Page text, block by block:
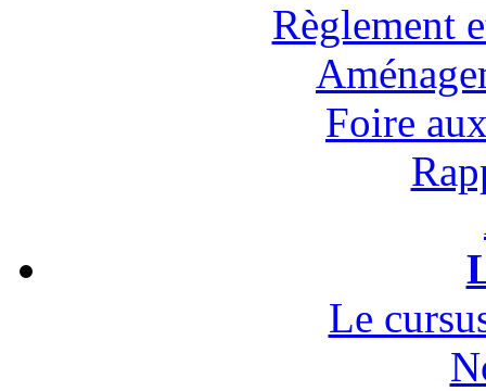
Règlement
Foire
Le